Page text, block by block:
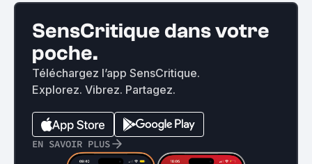
SensCritique dans votre
poche.
Téléchargez l’app SensCritique.
Explorez. Vibrez. Partagez.
EN SAVOIR PLUS